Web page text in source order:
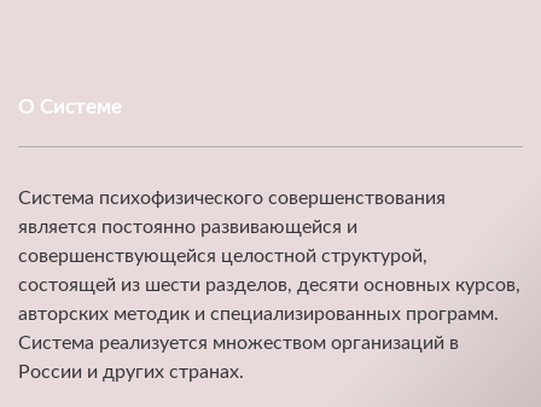
О Системе
Система психофизического совершенствования
является постоянно развивающейся и
совершенствующейся целостной структурой,
состоящей из шести разделов, десяти основных курсов,
авторских методик и специализированных программ.
Система реализуется множеством организаций в
России и других странах.